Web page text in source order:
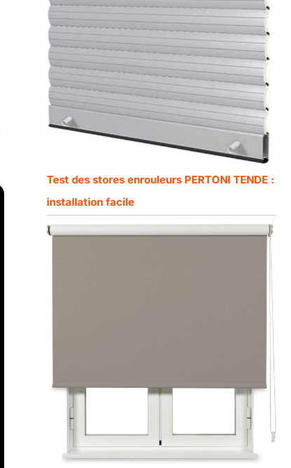
Test des stores enrouleurs PERTONI TENDE :
installation facile